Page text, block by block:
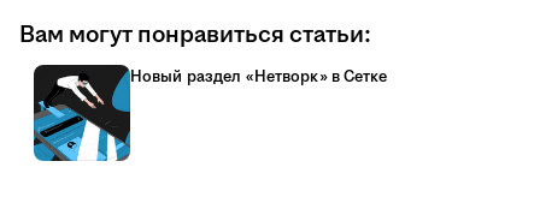
Вам могут понравиться статьи:
Новый раздел «Нетворк» в Сетке